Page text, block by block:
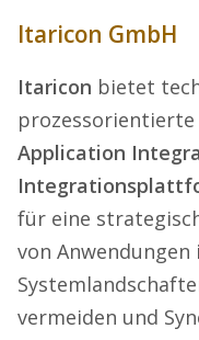
Itaricon GmbH
Itaricon bietet
Application
für eine
von
vermeiden und